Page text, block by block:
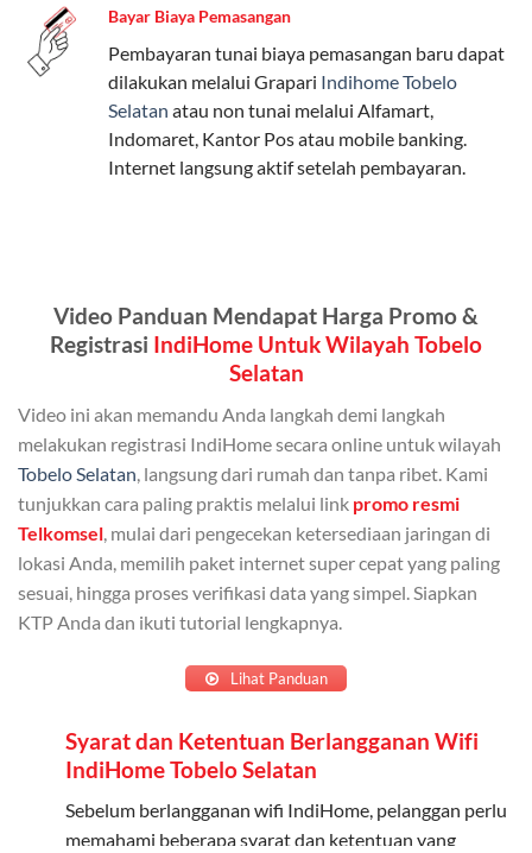
Paket Telkomsel One dengan Kuota Keluarga
Salah satu fitur unggulan Telkomsel One adalah Paket
Kuota Keluarga. Dengan kuota hingga 30 GB, Anda
bisa membagikan internet kepada anggota keluarga
atau teman tanpa perlu khawatir kehabisan kuota.
Admin (pelanggan utama) dan anggota yang terdaftar.
Bisa Dibagi Hingga 5 Anggota
Admin dapat mendaftarkan hingga 5 anggota
keluarga atau teman untuk menggunakan kuota ini.
Berlaku Nasional
Kuota keluarga bisa digunakan di seluruh Indonesia
untuk jaringan 2G, 3G, dan 4G.
Tidak Berlaku untuk Roaming
Daftarkan Anggota: Admin dapat mendaftarkan anggota
Bagikan Kuota: Setelah terdaftar, anggota bisa langsung
Bayar Biaya Pemasangan
Pembayaran tunai biaya pemasangan baru dapat
dilakukan melalui Grapari Indihome Tobelo
Selatan atau non tunai melalui Alfamart,
Indomaret, Kantor Pos atau mobile banking.
Internet langsung aktif setelah pembayaran.
Video Panduan Mendapat Harga Promo &
Registrasi IndiHome Untuk Wilayah Tobelo
Selatan
Video ini akan memandu Anda langkah demi langkah
melakukan registrasi IndiHome secara online untuk wilayah
Tobelo Selatan , langsung dari rumah dan tanpa ribet. Kami
tunjukkan cara paling praktis melalui link promo resmi
Telkomsel , mulai dari pengecekan ketersediaan jaringan di
lokasi Anda, memilih paket internet super cepat yang paling
sesuai, hingga proses verifikasi data yang simpel. Siapkan
KTP Anda dan ikuti tutorial lengkapnya.
Lihat Panduan
Syarat dan Ketentuan Berlangganan Wifi
IndiHome Tobelo Selatan
Sebelum berlangganan wifi IndiHome, pelanggan perlu
memahami beberapa syarat dan ketentuan yang